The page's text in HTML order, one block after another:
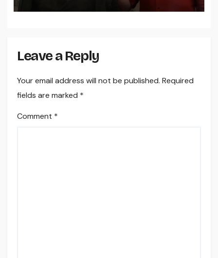
Leave a Reply
Your email address will not be published. Required
fields are marked *
Comment *